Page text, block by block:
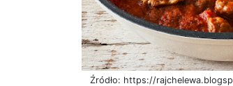
Źródło: https://